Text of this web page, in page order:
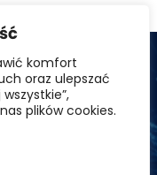
komfort
oraz ulepszać
plików cookies.